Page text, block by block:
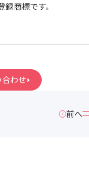
商標です。
わせ
前へ